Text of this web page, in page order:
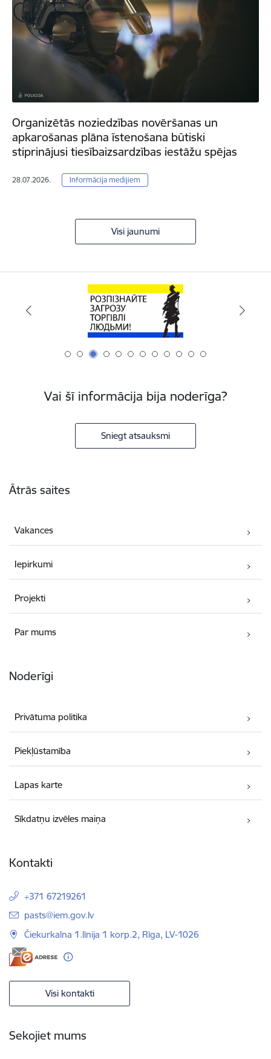
Organizētās noziedzības novēršanas un
apkarošanas plāna īstenošana būtiski
stiprinājusi tiesībaizsardzības iestāžu spējas
28.07.2026. Informācija medijiem
Visi jaunumi
Vai šī informācija bija noderīga?
Sniegt atsauksmi
Ātrās saites
Vakances
Iepirkumi
Projekti
Par mums
Noderīgi
Privātuma politika
Piekļūstamība
Lapas karte
Sīkdatņu izvēles maiņa
Kontakti
+371 67219261
E-pasts:
pasts@iem.gov.lv
Čiekurkalna 1.līnija 1 korp.2, Rīga, LV-1026
Visi kontakti
Sekojiet mums